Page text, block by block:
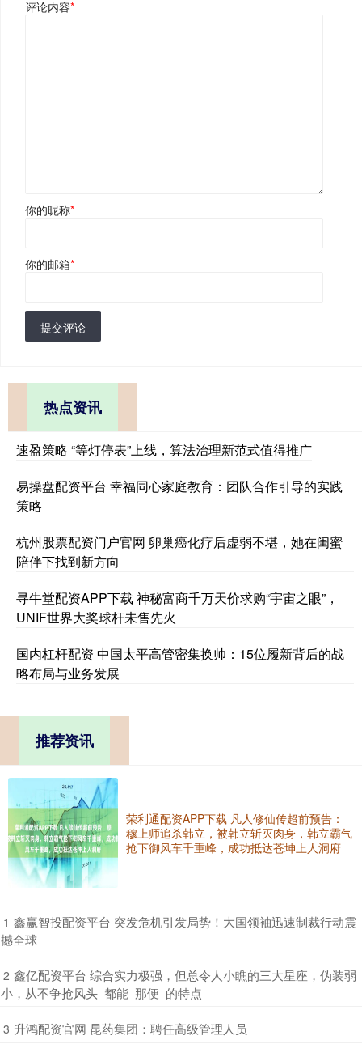
评论内容*
你的昵称*
你的邮箱*
提交评论
热点资讯
速盈策略 “等灯停表”上线，算法治理新范式值得推广
易操盘配资平台 幸福同心家庭教育：团队合作引导的实践
策略
杭州股票配资门户官网 卵巢癌化疗后虚弱不堪，她在闺蜜
陪伴下找到新方向
寻牛堂配资APP下载 神秘富商千万天价求购“宇宙之眼”，
UNIF世界大奖球杆未售先火
国内杠杆配资 中国太平高管密集换帅：15位履新背后的战
略布局与业务发展
推荐资讯
荣利通配资APP下载 凡人修仙传超前预告：
穆上师追杀韩立，被韩立斩灭肉身，韩立霸气
抢下御风车千重峰，成功抵达苍坤上人洞府
1 ​鑫赢智投配资平台 突发危机引发局势！大国领袖迅速制裁行动震
撼全球
2 ​鑫亿配资平台 综合实力极强，但总令人小瞧的三大星座，伪装弱
小，从不争抢风头_都能_那便_的特点
3 ​升鸿配资官网 昆药集团：聘任高级管理人员